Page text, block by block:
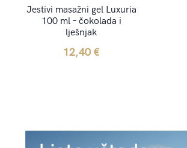
Jestivi masažni gel Luxuria
100 ml – čokolada i
lješnjak
12,40€